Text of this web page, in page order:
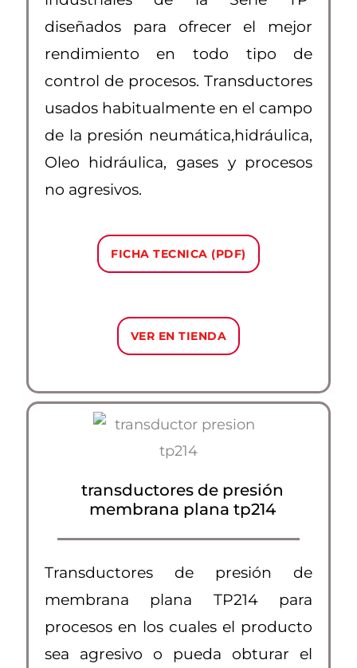
diseñados para ofrecer el mejor
rendimiento en todo tipo de
control de procesos. Transductores
usados habitualmente en el campo
de la presión neumática,hidráulica,
Oleo hidráulica, gases y procesos
no agresivos.
FICHA TECNICA (PDF)
VER EN TIENDA
transductores de presión
membrana plana tp214
Transductores de presión de
membrana plana TP214 para
procesos en los cuales el producto
sea agresivo o pueda obturar el